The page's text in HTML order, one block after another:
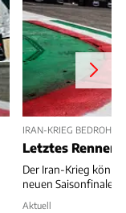
IRAN-KRIEG BEDROHT
Letztes Rennen
Der Iran-Krieg
neuen Saisonfinale
Aktuell